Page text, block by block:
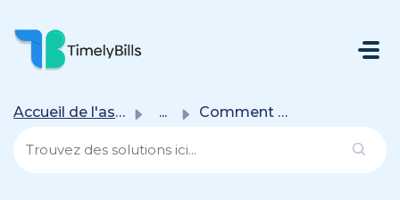
Passer Au Contenu Principal
Accueil de l'assistance ... Comment puis-je créer un budget personnel ?